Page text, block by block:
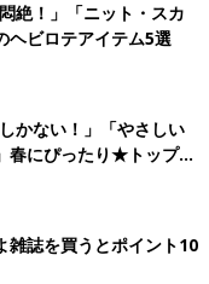
絶！」「ニット・スカ
ヘビロテアイテム5選
かない！」「やさしい
春にぴったり★トップス
雑誌を買うとポイント10